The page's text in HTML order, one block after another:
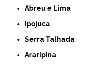
Abreu e Lima
Ipojuca
Serra Talhada
Araripina